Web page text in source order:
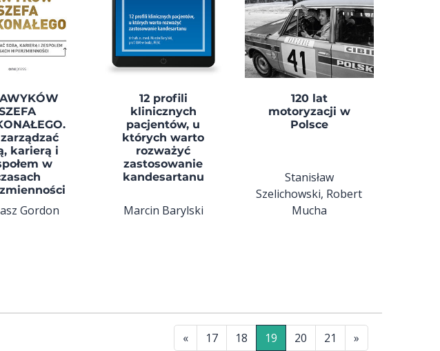
karierą i
w
Gordon
12 profili
klinicznych
pacjentów, u
których warto
rozważyć
zastosowanie
kandesartanu
Marcin Barylski
120 lat
motoryzacji w
Polsce
Stanisław
Szelichowski, Robert
Mucha
« 17 18 19 20 21 »